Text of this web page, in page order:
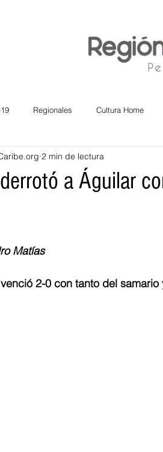
Regionales Cultura Home
La Guajira Cesar
BID
a Águilar
2 min de lectura
Matías
2-0 con tanto del